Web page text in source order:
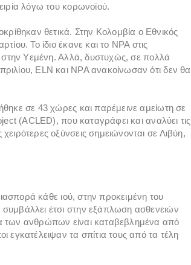
λόγω του κορωνοϊού.
θετικά. Στην Κολομβία ο Εθνικός
Το ίδιο έκανε και το NPA στις
στην Υεμένη. Αλλά, δυστυχώς, σε πολλά
ELN και NPA ανακοίνωσαν ότι δεν θα
σε 43 χώρες και παρέμεινε αμείωτη σε
(ACLED), που καταγράφει και αναλύει τις
οξύνσεις σημειώνονται σε Λιβύη,
κάθε ιού, στην προκειμένη του
έτσι στην εξάπλωση ασθενειών
των ανθρώπων είναι καταβεβλημένα από
εγκατέλειψαν τα σπίτια τους από τα τέλη